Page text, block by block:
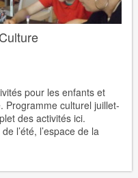
pour les enfants et
Programme culturel juillet-
des activités ici.
l’été, l’espace de la